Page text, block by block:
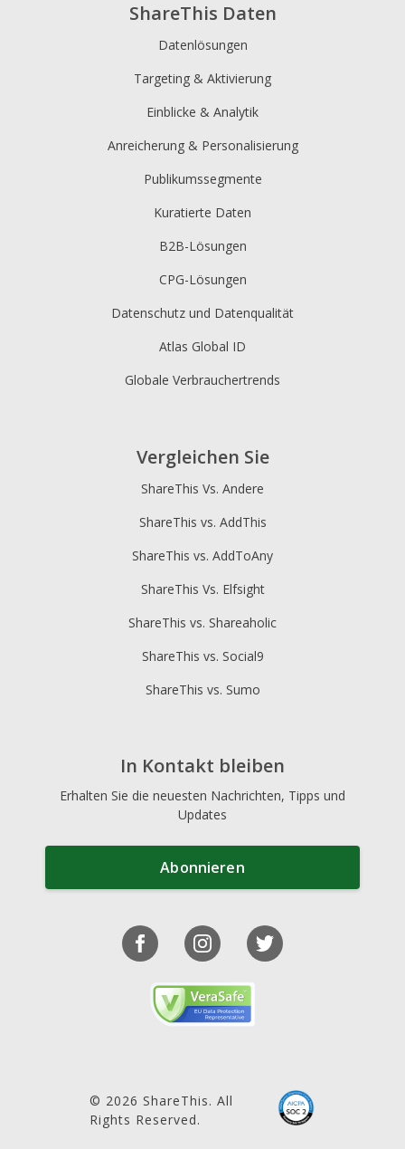
ShareThis Daten
Datenlösungen
Targeting & Aktivierung
Einblicke & Analytik
Anreicherung & Personalisierung
Publikumssegmente
Kuratierte Daten
B2B-Lösungen
CPG-Lösungen
Datenschutz und Datenqualität
Atlas Global ID
Globale Verbrauchertrends
Vergleichen Sie
ShareThis Vs. Andere
ShareThis vs. AddThis
ShareThis vs. AddToAny
ShareThis Vs. Elfsight
ShareThis vs. Shareaholic
ShareThis vs. Social9
ShareThis vs. Sumo
In Kontakt bleiben
Erhalten Sie die neuesten Nachrichten, Tipps und
Updates
Abonnieren
© 2026 ShareThis. All
Rights Reserved.